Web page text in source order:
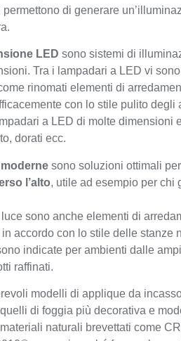
di generare
LED sono sistemi di
Tra i lampadari a LED vi
rinomati elementi di
con lo stile pulito degli
a LED di molte dimensioni
dorati ecc.
sono soluzioni ottimali
l’alto, utile ad esempio per chi
sono anche elementi di
accordo con lo stile delle stanze
indicate per ambienti dalle
raffinati.
modelli di applique da
di foggia più decorativa e
naturali brevettati come